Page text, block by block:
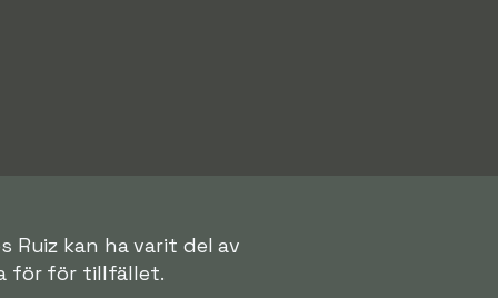
Ruiz kan ha varit del av
för för tillfället.